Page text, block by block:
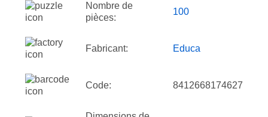
Nombre de
pièces:
100
Fabricant: Educa
Code: 8412668174627